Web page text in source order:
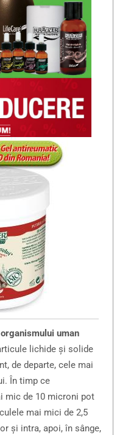
uman
lichide și solide
de departe, cele mai
În timp ce
mic de 10 microni pot
mai mici de 2,5
și intra, apoi, în sânge,